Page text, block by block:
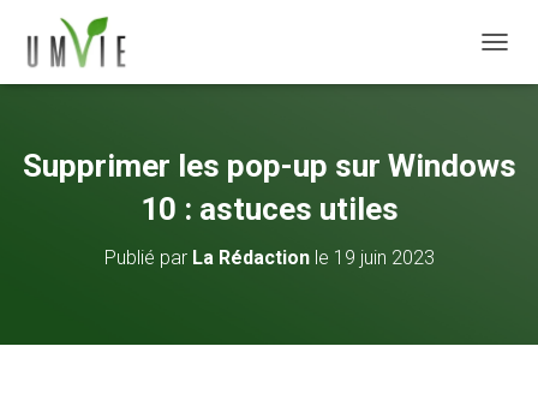
Supprimer les pop-up sur Windows
10 : astuces utiles
Publié par La Rédactionle 19 juin 2023